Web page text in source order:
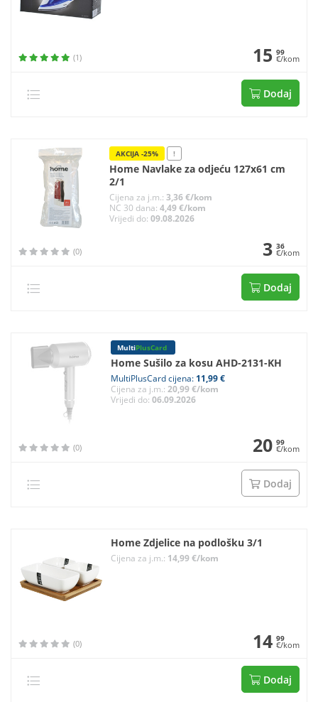
(1) 15 99
€/kom
Dodaj
AKCIJA -25% !
Home Navlake za odjeću 127x61 cm
2/1
Cijena za j.m.: 3,36 €/kom
NC 30 dana: 4,49 €/kom
Vrijedi do: 09.08.2026
(0) 3 36
€/kom
Dodaj
MultiPlusCard
Home Sušilo za kosu AHD-2131-KH
MultiPlusCard cijena: 11,99 €
Cijena za j.m.: 20,99 €/kom
Vrijedi do: 06.09.2026
(0) 20 99
€/kom
Dodaj
Home Zdjelice na podlošku 3/1
Cijena za j.m.: 14,99 €/kom
(0) 14 99
€/kom
Dodaj